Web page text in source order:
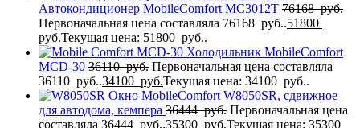
Автокондиционер MobileComfort MC3012T 76168руб.
Первоначальная цена составляла 76168 руб..51800
руб.Текущая цена: 51800 руб..
Холодильник MobileComfort
MCD-30 36110руб. Первоначальная цена составляла
36110 руб..34100 руб.Текущая цена: 34100 руб..
Окно MobileComfort W8050SR, сдвижное
для автодома, кемпера 36444руб. Первоначальная цена
составляла 36444 руб..35300 руб.Текущая цена: 35300